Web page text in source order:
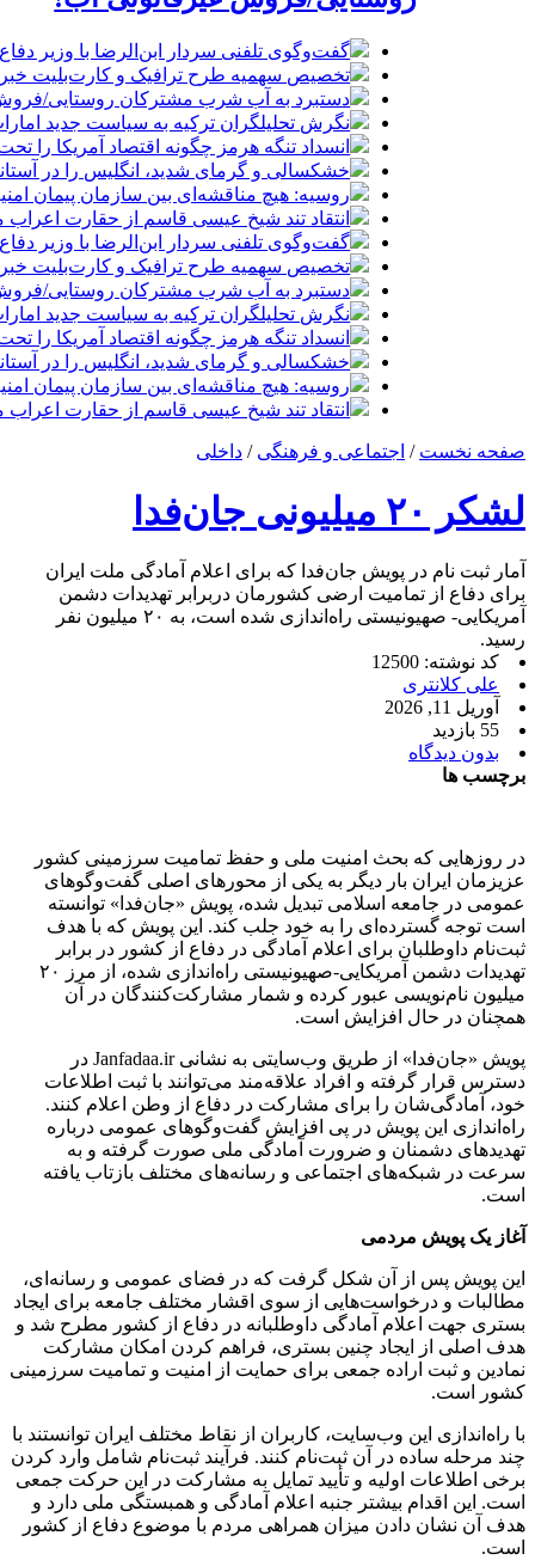
گفت‌وگوی تلفنی سردار ابن‌الرضا با وزیر
تخصیص سهمیه طرح ترافیک و کارت‌بلیت
دستبرد به آب شرب مشترکان روستایی/
نگرش تحلیلگران ترکیه به سیاست جدید
انسداد تنگه هرمز چگونه اقتصاد آمریکا را
خشکسالی و گرمای شدید، انگلیس را در
روسیه: هیچ مناقشه‌ای بین سازمان پیمان
انتقاد تند شیخ عیسی قاسم از حقارت اعراب
گفت‌وگوی تلفنی سردار ابن‌الرضا با وزیر
تخصیص سهمیه طرح ترافیک و کارت‌بلیت
دستبرد به آب شرب مشترکان روستایی/
نگرش تحلیلگران ترکیه به سیاست جدید
انسداد تنگه هرمز چگونه اقتصاد آمریکا را
خشکسالی و گرمای شدید، انگلیس را در
روسیه: هیچ مناقشه‌ای بین سازمان پیمان
انتقاد تند شیخ عیسی قاسم از حقارت اعراب
صفحه نخست / اجتماعی و فرهنگی / داخلی
لشکر ۲۰ میلیونی جان‌فدا
آمار ثبت نام در پویش جان‌فدا که برای اعلام آمادگی ملت ایران
برای دفاع از تمامیت ارضی کشورمان دربرابر تهدیدات دشمن
آمریکایی- صهیونیستی راه‌اندازی شده است، به ۲۰ میلیون نفر
رسید.
کد نوشته: 12500
علی کلانتری
آوریل 11, 2026
55 بازدید
بدون دیدگاه
برچسب ها
در روزهایی که بحث امنیت ملی و حفظ تمامیت سرزمینی کشور
عزیزمان ایران بار دیگر به یکی از محورهای اصلی گفت‌وگوهای
عمومی در جامعه اسلامی تبدیل شده، پویش «جان‌فدا» توانسته
است توجه گسترده‌ای را به خود جلب کند. این پویش که با هدف
ثبت‌نام داوطلبان برای اعلام آمادگی در دفاع از کشور در برابر
تهدیدات دشمن آمریکایی-صهیونیستی راه‌اندازی شده، از مرز ۲۰
میلیون نام‌نویسی عبور کرده و شمار مشارکت‌کنندگان در آن
همچنان در حال افزایش است.
پویش «جان‌فدا» از طریق وب‌سایتی به نشانی Janfadaa.ir در
دسترس قرار گرفته و افراد علاقه‌مند می‌توانند با ثبت اطلاعات
خود، آمادگی‌شان را برای مشارکت در دفاع از وطن اعلام کنند.
راه‌اندازی این پویش در پی افزایش گفت‌وگوهای عمومی درباره
تهدیدهای دشمنان و ضرورت آمادگی ملی صورت گرفته و به
سرعت در شبکه‌های اجتماعی و رسانه‌های مختلف بازتاب یافته
است.
آغاز یک پویش مردمی
این پویش پس از آن شکل گرفت که در فضای عمومی و رسانه‌ای،
مطالبات و درخواست‌هایی از سوی اقشار مختلف جامعه برای ایجاد
بستری جهت اعلام آمادگی داوطلبانه در دفاع از کشور مطرح شد و
هدف اصلی از ایجاد چنین بستری، فراهم کردن امکان مشارکت
نمادین و ثبت اراده جمعی برای حمایت از امنیت و تمامیت سرزمینی
کشور است.
با راه‌اندازی این وب‌سایت، کاربران از نقاط مختلف ایران توانستند با
چند مرحله ساده در آن ثبت‌نام کنند. فرآیند ثبت‌نام شامل وارد کردن
برخی اطلاعات اولیه و تأیید تمایل به مشارکت در این حرکت جمعی
است. این اقدام بیشتر جنبه اعلام آمادگی و همبستگی ملی دارد و
هدف آن نشان دادن میزان همراهی مردم با موضوع دفاع از کشور
است.